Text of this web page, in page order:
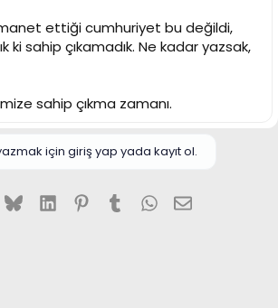
ettiği cumhuriyet bu değildi,
ki sahip çıkamadık. Ne kadar yazsak,
sahip çıkma zamanı.
için giriş yap yada kayıt ol.
(Twitter)
BlueskyLinkedInPinterest
TumblrWhatsApp
E-posta